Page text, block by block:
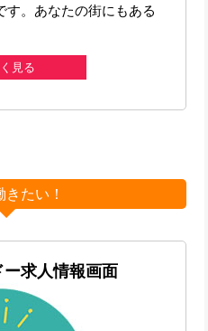
す。あなたの街にもある
見る
たい！
ー求人情報画面